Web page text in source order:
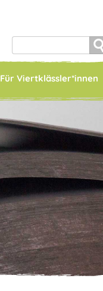
for:
Für Viertklässler*innen